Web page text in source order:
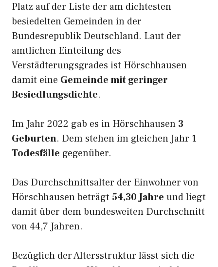
Platz auf der Liste der am dichtesten
besiedelten Gemeinden in der
Bundesrepublik Deutschland. Laut der
amtlichen Einteilung des
Verstädterungsgrades ist Hörschhausen
damit eine Gemeinde mit geringer
Besiedlungsdichte.
Im Jahr 2022 gab es in Hörschhausen 3
Geburten. Dem stehen im gleichen Jahr 1
Todesfälle gegenüber.
Das Durchschnittsalter der Einwohner von
Hörschhausen beträgt 54,30 Jahre und liegt
damit über dem bundesweiten Durchschnitt
von 44,7 Jahren.
Bezüglich der Altersstruktur lässt sich die